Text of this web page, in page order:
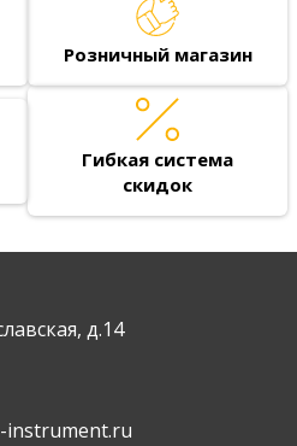
Розничный магазин
Гибкая система
скидок
д.14
instrument.ru